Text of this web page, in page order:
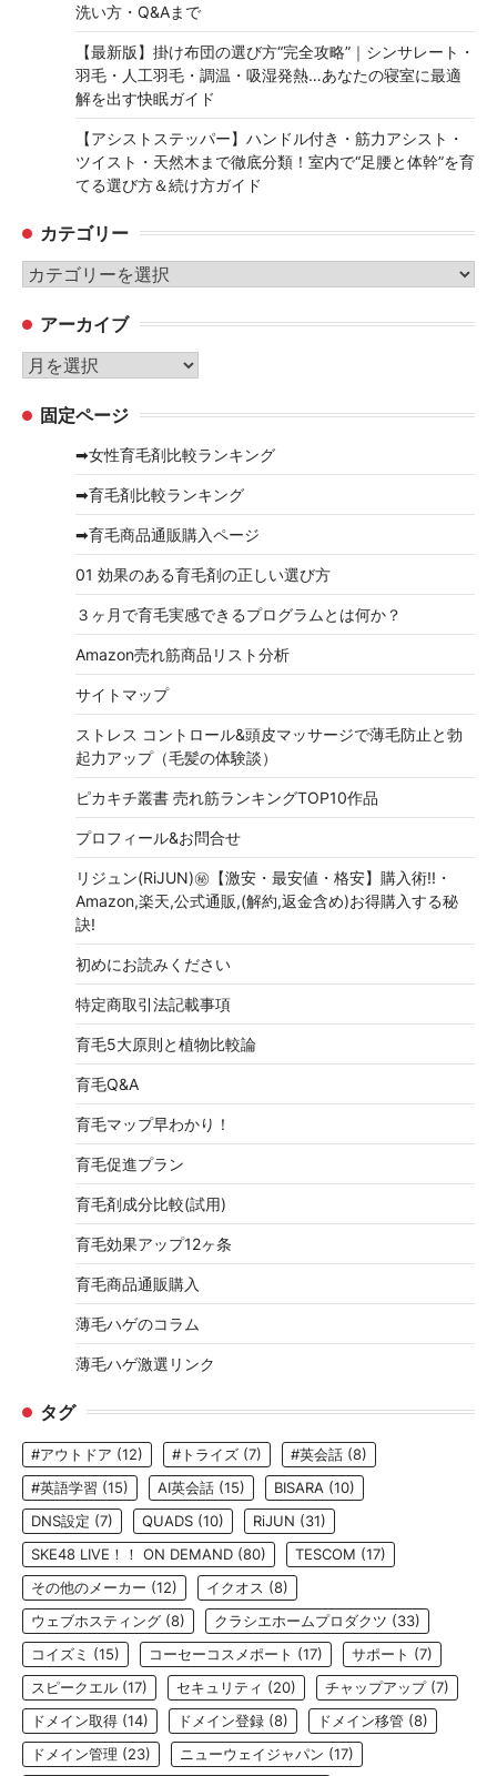
洗い方・Q&Aまで
【最新版】掛け布団の選び方“完全攻略”｜シンサレート・
羽毛・人工羽毛・調温・吸湿発熱…あなたの寝室に最適
解を出す快眠ガイド
【アシストステッパー】ハンドル付き・筋力アシスト・
ツイスト・天然木まで徹底分類！室内で“足腰と体幹”を育
てる選び方＆続け方ガイド
カテゴリー
カ
ゴ
リ
ー
アーカイブ
ア
カ 固定ページ
➡女性育毛剤比較ランキング
➡育毛剤比較ランキング
➡育毛商品通販購入ページ
01 効果のある育毛剤の正しい選び方
３ヶ月で育毛実感できるプログラムとは何か？
Amazon売れ筋商品リスト分析
サイトマップ
ストレス コントロール&頭皮マッサージで薄毛防止と勃
起力アップ（毛髪の体験談）
ピカキチ叢書 売れ筋ランキングTOP10作品
プロフィール&お問合せ
リジュン(RiJUN)㊙【激安・最安値・格安】購入術!!・
Amazon,楽天,公式通販,(解約,返金含め)お得購入する秘
訣!
初めにお読みください
特定商取引法記載事項
育毛5大原則と植物比較論
育毛Q&A
育毛マップ早わかり！
育毛促進プラン
育毛剤成分比較(試用)
育毛効果アップ12ヶ条
育毛商品通販購入
薄毛ハゲのコラム
薄毛ハゲ激選リンク
タグ
#アウトドア (12) #トライズ (7) #英会話 (8)
#英語学習 (15) AI英会話 (15) BISARA (10)
DNS設定 (7) QUADS (10) RiJUN (31)
SKE48 LIVE！！ ON DEMAND (80) TESCOM (17)
その他のメーカー (12) イクオス (8)
ウェブホスティング (8) クラシエホームプロダクツ (33)
コイズミ (15) コーセーコスメポート (17) サポート (7)
スピークエル (17) セキュリティ (20) チャップアップ(7)
ドメイン取得 (14) ドメイン登録 (8) ドメイン移管 (8)
ドメイン管理 (23) ニューウェイジャパン (17)